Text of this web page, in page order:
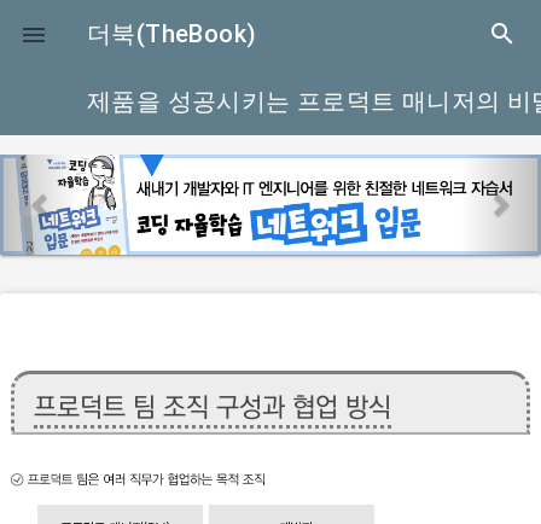
close
 더북(TheBook) search
제품을 성공시키는 프로덕트 매니저의 비
p
r
e
u
s
e
프로덕트 팀 조직 구성과 협업 방식